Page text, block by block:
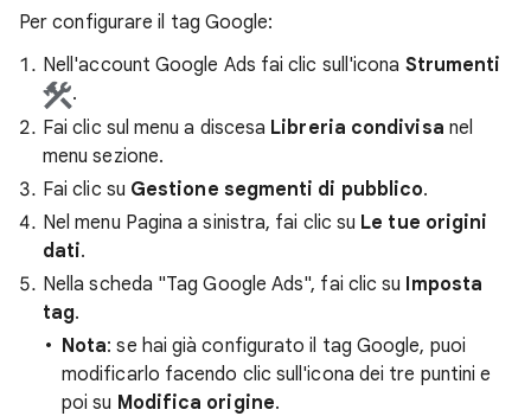
Per configurare il tag Google:
Nell'account Google Ads fai clic sull'icona Strumenti
.
Fai clic sul menu a discesa Libreria condivisa nel
menu sezione.
Fai clic su Gestione segmenti di pubblico.
Nel menu Pagina a sinistra, fai clic su Le tue origini
dati.
Nella scheda "Tag Google Ads", fai clic su Imposta
tag.
Nota: se hai già configurato il tag Google, puoi
modificarlo facendo clic sull'icona dei tre puntini e
poi su Modifica origine.